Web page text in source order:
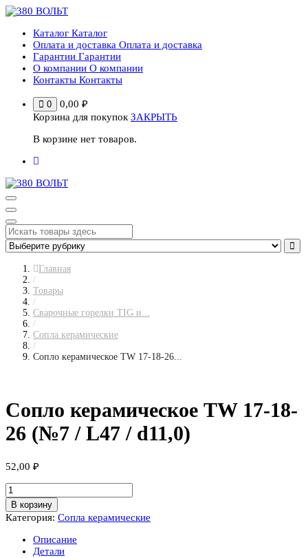
Перейти
содержимому
Каталог Каталог
Оплата и доставка Оплата и доставка
Гарантии Гарантии
О компании О компании
Контакты Контакты
0 0,00 ₽
Корзина для покупок ЗАКРЫТЬ
В корзине нет товаров.
Главная
/
Товары
/
Сварочные горелки TIG и...
/
Сопла керамические
/
Сопло керамическое TW 17-18-26...
Сопло керамическое TW 17-18-
26 (№7 / L47 / d11,0)
52,00 ₽
Количество
товара
Сопло
керамическое
В корзину
Категория: Сопла керамические
Описание
Детали